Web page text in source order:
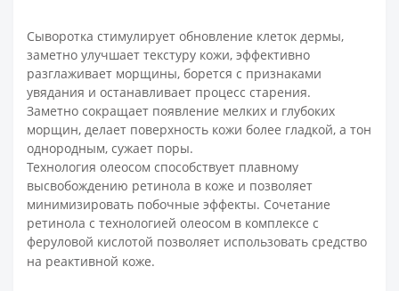
Сыворотка стимулирует обновление клеток дермы,
заметно улучшает текстуру кожи, эффективно
разглаживает морщины, борется с признаками
увядания и останавливает процесс старения.
Заметно сокращает появление мелких и глубоких
морщин, делает поверхность кожи более гладкой, а тон
однородным, сужает поры.
Технология олеосом способствует плавному
высвобождению ретинола в коже и позволяет
минимизировать побочные эффекты. Сочетание
ретинола с технологией олеосом в комплексе с
феруловой кислотой позволяет использовать средство
на реактивной коже.